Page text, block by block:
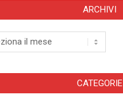
ARCHIVI
CATEGORIE